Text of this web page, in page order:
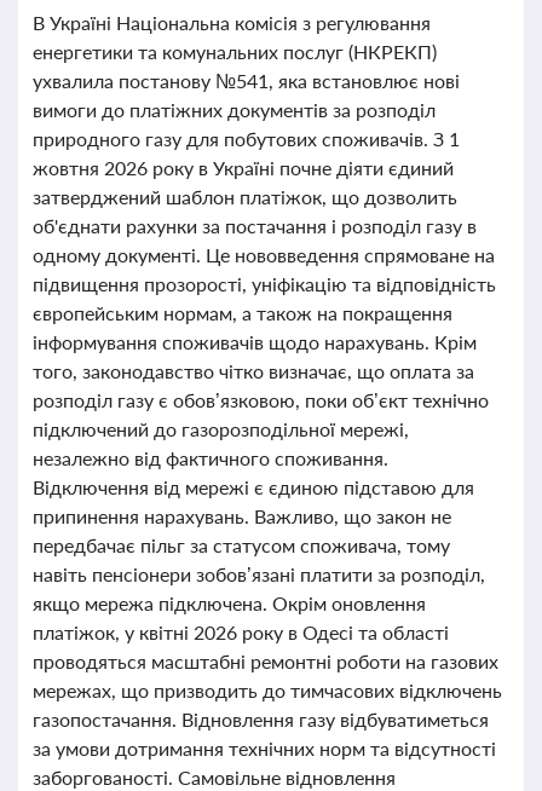
В Україні Національна комісія з регулювання
енергетики та комунальних послуг (НКРЕКП)
ухвалила постанову №541, яка встановлює нові
вимоги до платіжних документів за розподіл
природного газу для побутових споживачів. З 1
жовтня 2026 року в Україні почне діяти єдиний
затверджений шаблон платіжок, що дозволить
об'єднати рахунки за постачання і розподіл газу в
одному документі. Це нововведення спрямоване на
підвищення прозорості, уніфікацію та відповідність
європейським нормам, а також на покращення
інформування споживачів щодо нарахувань. Крім
того, законодавство чітко визначає, що оплата за
розподіл газу є обов’язковою, поки об’єкт технічно
підключений до газорозподільної мережі,
незалежно від фактичного споживання.
Відключення від мережі є єдиною підставою для
припинення нарахувань. Важливо, що закон не
передбачає пільг за статусом споживача, тому
навіть пенсіонери зобов’язані платити за розподіл,
якщо мережа підключена. Окрім оновлення
платіжок, у квітні 2026 року в Одесі та області
проводяться масштабні ремонтні роботи на газових
мережах, що призводить до тимчасових відключень
газопостачання. Відновлення газу відбуватиметься
за умови дотримання технічних норм та відсутності
заборгованості. Самовільне відновлення